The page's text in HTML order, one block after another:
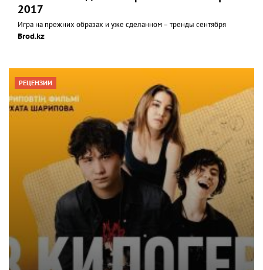
2017
Игра на прежних образах и уже сделанном – тренды сентября
Brod.kz
РЕЦЕНЗИИ